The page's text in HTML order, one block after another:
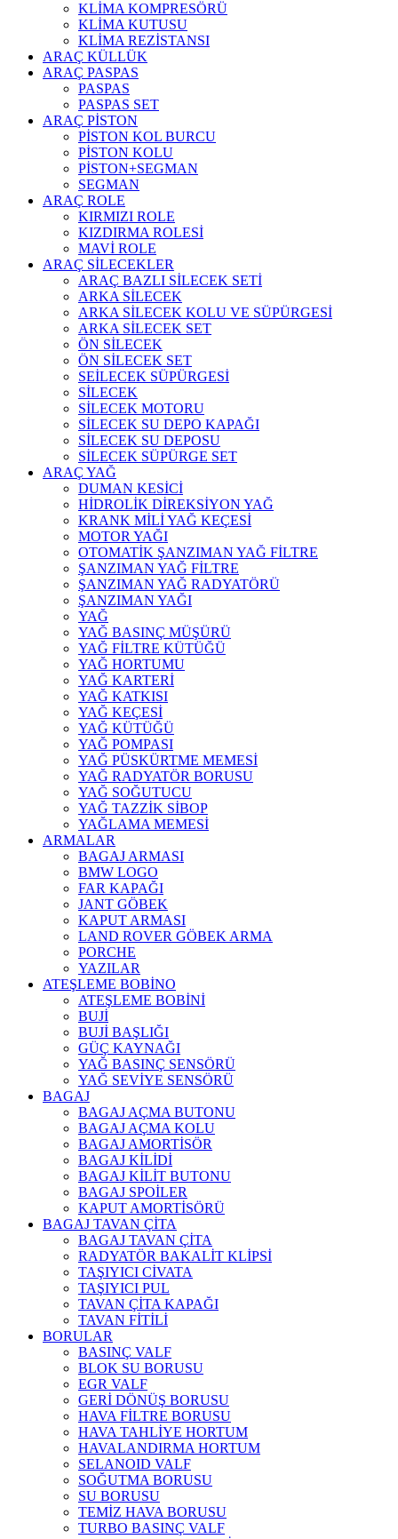
KLİMA KOMPRESÖRÜ
KLİMA KUTUSU
KLİMA REZİSTANSI
ARAÇ KÜLLÜK
ARAÇ PASPAS
PASPAS
PASPAS SET
ARAÇ PİSTON
PİSTON KOL BURCU
PİSTON KOLU
PİSTON+SEGMAN
SEGMAN
ARAÇ ROLE
KIRMIZI ROLE
KIZDIRMA ROLESİ
MAVİ ROLE
ARAÇ SİLECEKLER
ARAÇ BAZLI SİLECEK SETİ
ARKA SİLECEK
ARKA SİLECEK KOLU VE SÜPÜRGESİ
ARKA SİLECEK SET
ÖN SİLECEK
ÖN SİLECEK SET
SEİLECEK SÜPÜRGESİ
SİLECEK
SİLECEK MOTORU
SİLECEK SU DEPO KAPAĞI
SİLECEK SU DEPOSU
SİLECEK SÜPÜRGE SET
ARAÇ YAĞ
DUMAN KESİCİ
HİDROLİK DİREKSİYON YAĞ
KRANK MİLİ YAĞ KEÇESİ
MOTOR YAĞI
OTOMATİK ŞANZIMAN YAĞ FİLTRE
ŞANZIMAN YAĞ FİLTRE
ŞANZIMAN YAĞ RADYATÖRÜ
ŞANZIMAN YAĞI
YAĞ
YAĞ BASINÇ MÜŞÜRÜ
YAĞ FİLTRE KÜTÜĞÜ
YAĞ HORTUMU
YAĞ KARTERİ
YAĞ KATKISI
YAĞ KEÇESİ
YAĞ KÜTÜĞÜ
YAĞ POMPASI
YAĞ PÜSKÜRTME MEMESİ
YAĞ RADYATÖR BORUSU
YAĞ SOĞUTUCU
YAĞ TAZZİK SİBOP
YAĞLAMA MEMESİ
ARMALAR
BAGAJ ARMASI
BMW LOGO
FAR KAPAĞI
JANT GÖBEK
KAPUT ARMASI
LAND ROVER GÖBEK ARMA
PORCHE
YAZILAR
ATEŞLEME BOBİNO
ATEŞLEME BOBİNİ
BUJİ
BUJİ BAŞLIĞI
GÜÇ KAYNAĞI
YAĞ BASINÇ SENSÖRÜ
YAĞ SEVİYE SENSÖRÜ
BAGAJ
BAGAJ AÇMA BUTONU
BAGAJ AÇMA KOLU
BAGAJ AMORTİSÖR
BAGAJ KİLİDİ
BAGAJ KİLİT BUTONU
BAGAJ SPOİLER
KAPUT AMORTİSÖRÜ
BAGAJ TAVAN ÇİTA
BAGAJ TAVAN ÇİTA
RADYATÖR BAKALİT KLİPSİ
TAŞIYICI CİVATA
TAŞIYICI PUL
TAVAN ÇİTA KAPAĞI
TAVAN FİTİLİ
BORULAR
BASINÇ VALF
BLOK SU BORUSU
EGR VALF
GERİ DÖNÜŞ BORUSU
HAVA FİLTRE BORUSU
HAVA TAHLİYE HORTUM
HAVALANDIRMA HORTUM
SELANOID VALF
SOĞUTMA BORUSU
SU BORUSU
TEMİZ HAVA BORUSU
TURBO BASINÇ VALF